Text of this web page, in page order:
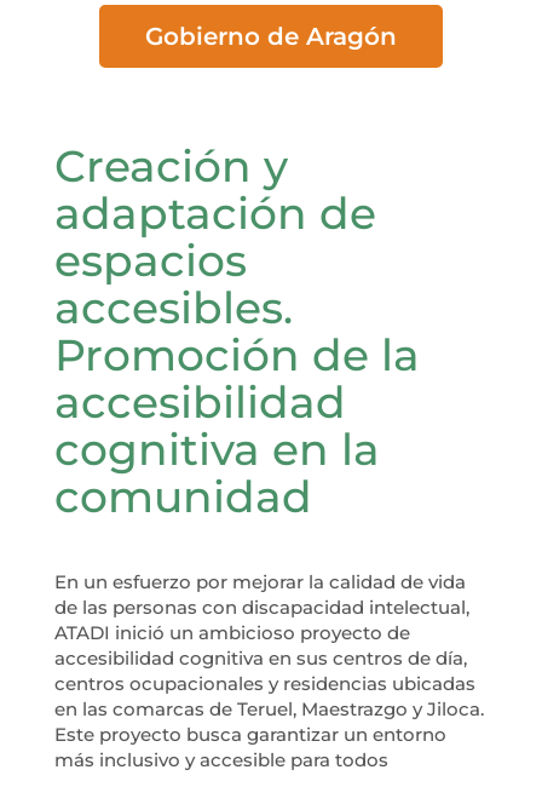
Gobierno de Aragón
Creación y
adaptación de
espacios
accesibles.
Promoción de la
accesibilidad
cognitiva en la
comunidad
En un esfuerzo por mejorar la calidad de vida
de las personas con discapacidad intelectual,
ATADI inició un ambicioso proyecto de
accesibilidad cognitiva en sus centros de día,
centros ocupacionales y residencias ubicadas
en las comarcas de Teruel, Maestrazgo y Jiloca.
Este proyecto busca garantizar un entorno
más inclusivo y accesible para todos